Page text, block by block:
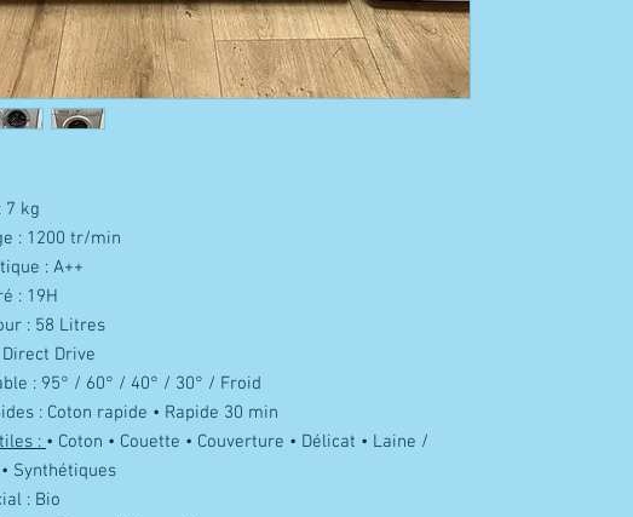
7 kg
: 1200 tr/min
: A++
: 19H
: 58 Litres
Drive
: 95° / 60° / 40° / 30° / Froid
: Coton rapide • Rapide 30 min
: • Coton • Couette • Couverture • Délicat • Laine /
Synthétiques
: Bio